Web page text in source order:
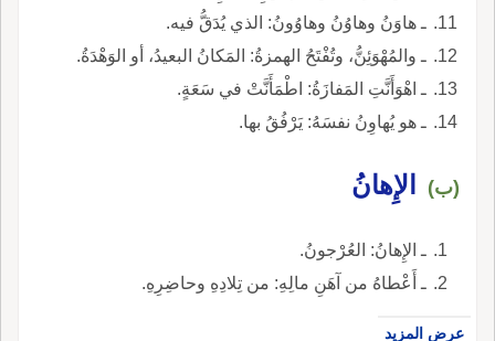
ـ هاوَنُ وهاوُنُ وهاوُونُ: الذي يُدَقُّ فيه.
ـ والمُهْوَئِنُّ، وتُفْتَحُ الهمزةُ: المَكانُ البعيدُ، أو الوَهْدَةُ.
ـ اهْوَأَنَّتِ المَفازَةُ: اطْمَأَنَّتْ في سَعَةٍ.
ـ هو يُهاوِنُ نفسَهُ: يَرْفُقُ بها.
(ب) الإِهانُ
ـ الإِهانُ: العُرْجونُ.
ـ أَعْطاهُ من آهَنِ مالِهِ: من تِلادِهِ وحاضِرِهِ.
عرض المزيد